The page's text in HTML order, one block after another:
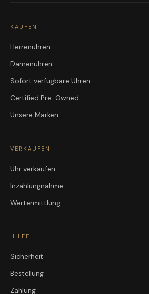
KAUFEN
Herrenuhren
Damenuhren
Sofort verfügbare Uhren
Certified Pre-Owned
Unsere Marken
VERKAUFEN
Uhr verkaufen
Inzahlungnahme
Wertermittlung
HILFE
Sicherheit
Bestellung
Zahlung